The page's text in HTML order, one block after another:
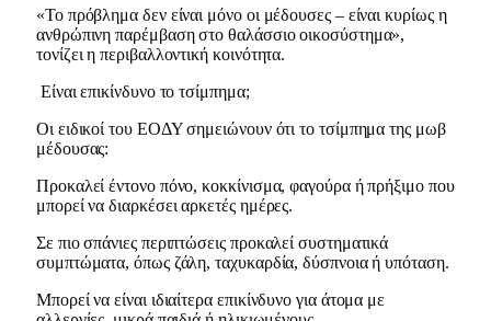
«Το πρόβλημα δεν είναι μόνο οι μέδουσες – είναι κυρίως η
ανθρώπινη παρέμβαση στο θαλάσσιο οικοσύστημα»,
τονίζει η περιβαλλοντική κοινότητα.
Είναι επικίνδυνο το τσίμπημα;
Οι ειδικοί του ΕΟΔΥ σημειώνουν ότι το τσίμπημα της μωβ
μέδουσας:
Προκαλεί έντονο πόνο, κοκκίνισμα, φαγούρα ή πρήξιμο που
μπορεί να διαρκέσει αρκετές ημέρες.
Σε πιο σπάνιες περιπτώσεις προκαλεί συστηματικά
συμπτώματα, όπως ζάλη, ταχυκαρδία, δύσπνοια ή υπόταση.
Μπορεί να είναι ιδιαίτερα επικίνδυνο για άτομα με